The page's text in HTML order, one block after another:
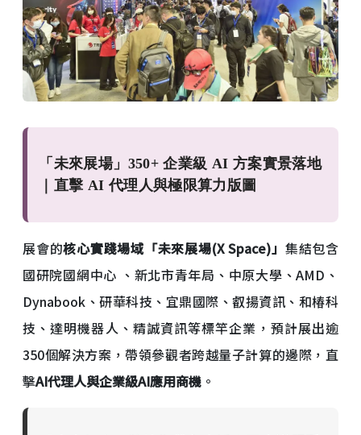
「未來展場」350+ 企業級 AI 方案實景落地
｜直擊 AI 代理人與極限算力版圖
展會的核心實踐場域「未來展場(X Space)」 集結包含
國研院國網中心 、新北市青年局、中原大學、AMD、
Dynabook、研華科技、宜鼎國際、叡揚資訊、和椿科
技、達明機器人、精誠資訊等標竿企業，預計展出逾
350個解決方案，帶領參觀者跨越量子計算的邊際，直
擊AI代理人與企業級AI應用商機 。